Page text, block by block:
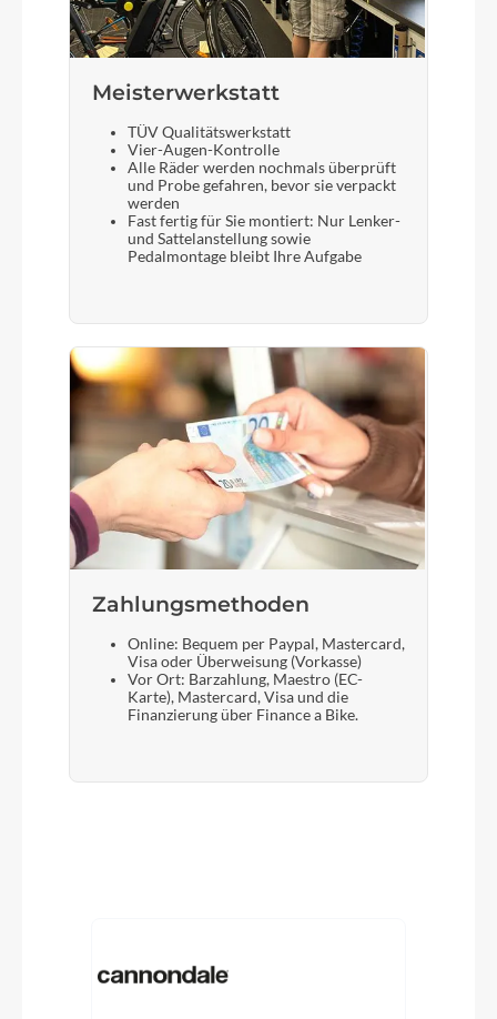
Meisterwerkstatt
TÜV Qualitätswerkstatt
Vier-Augen-Kontrolle
Alle Räder werden nochmals überprüft
und Probe gefahren, bevor sie verpackt
werden
Fast fertig für Sie montiert: Nur Lenker-
und Sattelanstellung sowie
Pedalmontage bleibt Ihre Aufgabe
Zahlungsmethoden
Online: Bequem per Paypal, Mastercard,
Visa oder Überweisung (Vorkasse)
Vor Ort: Barzahlung, Maestro (EC-
Karte), Mastercard, Visa und die
Finanzierung über Finance a Bike.